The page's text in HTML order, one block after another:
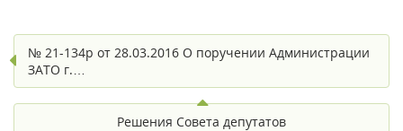
№ 21-134р от 28.03.2016 О поручении Администрации
ЗАТО г.…
Решения Совета депутатов